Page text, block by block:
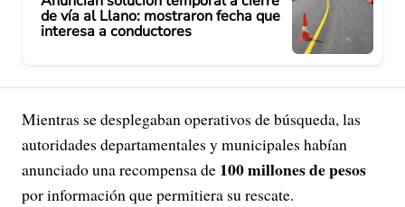
de vía al Llano: mostraron fecha que
interesa a conductores
Mientras se desplegaban operativos de búsqueda, las
autoridades departamentales y municipales habían
anunciado una recompensa de 100 millones de pesos
por información que permitiera su rescate.